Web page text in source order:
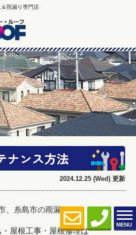
雨漏り専門店
MENU
ナンス方法
2024.12.25 (Wed) 更新
、糸島市の雨漏り
・屋根工事・屋根修理は